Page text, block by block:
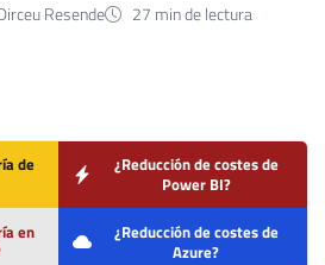
Resende
27 min de lectura
de
¿Reducción de costes de
Power BI?
en
¿Reducción de costes de
Azure?